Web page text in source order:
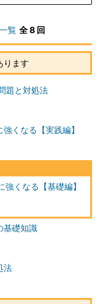
覧 全 8 回
ります
題と対処法
くなる【実践編】
くなる【基礎編】
基礎知識
法